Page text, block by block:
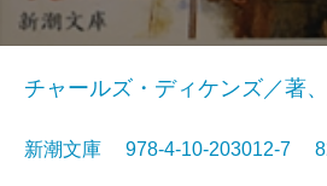
チャールズ・ディケンズ／著
新潮文庫 978-4-10-203012-7